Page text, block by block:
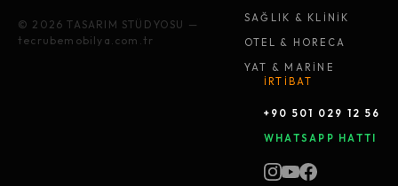
© 2026 TASARIM STÜDYOSU —
tecrubemobilya.com.tr
SAĞLIK & KLİNİK
OTEL & HORECA
YAT & MARİNE
İRTİBAT
+90 501 029 12 56
WHATSAPP HATTI